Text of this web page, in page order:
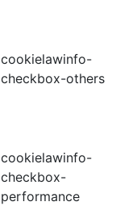
cookielawinfo-
checkbox-others
cookielawinfo-
checkbox-
performance